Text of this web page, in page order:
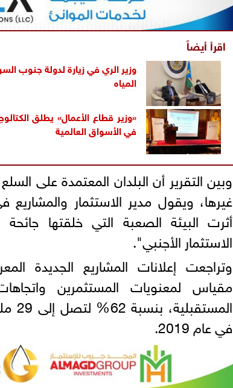
اقرأ أيضاً
وزير الري في زيارة لدولة جنوب
المياه
«وزير قطاع الأعمال» يطلق
في الأسواق العالمية
وبين التقرير أن البلدان المعتمدة على
غيرها، ويقول مدير الاستثمار
الاستثمار الأجنبي".
وتراجعت إعلانات المشاريع الجديدة
مقياس لمعنويات المستثمرين
في عام 2019.